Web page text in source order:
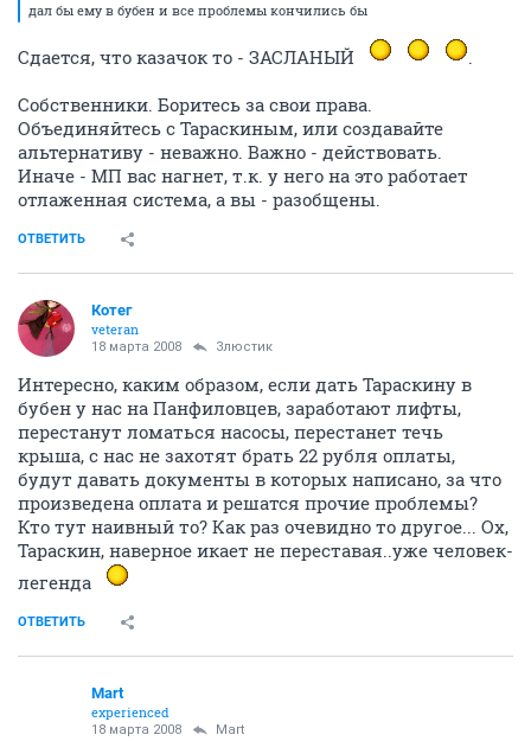
дал бы ему в бубен и все проблемы кончились бы
Сдается, что казачок то - ЗАСЛАНЫЙ
.
Собственники. Боритесь за свои права.
Объединяйтесь с Тараскиным, или создавайте
альтернативу - неважно. Важно - действовать.
Иначе - МП вас нагнет, т.к. у него на это работает
отлаженная система, а вы - разобщены.
ОТВЕТИТЬ
Котег
veteran
18 марта 2008 Злюстик
Интересно, каким образом, если дать Тараскину в
бубен у нас на Панфиловцев, заработают лифты,
перестанут ломаться насосы, перестанет течь
крыша, с нас не захотят брать 22 рубля оплаты,
будут давать документы в которых написано, за что
произведена оплата и решатся прочие проблемы?
Кто тут наивный то? Как раз очевидно то другое... Ох,
Тараскин, наверное икает не переставая..уже человек-
легенда
ОТВЕТИТЬ
Mart
experienced
18 марта 2008 Mart